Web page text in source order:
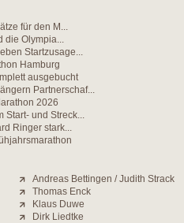
für den M...
die Olympia...
Startzusage...
Hamburg
ausgebucht
Partnerschaf...
2026
Start- und Streck...
Ringer stark...
Andreas Bettingen / Judith Strack
Thomas Enck
Klaus Duwe
Dirk Liedtke